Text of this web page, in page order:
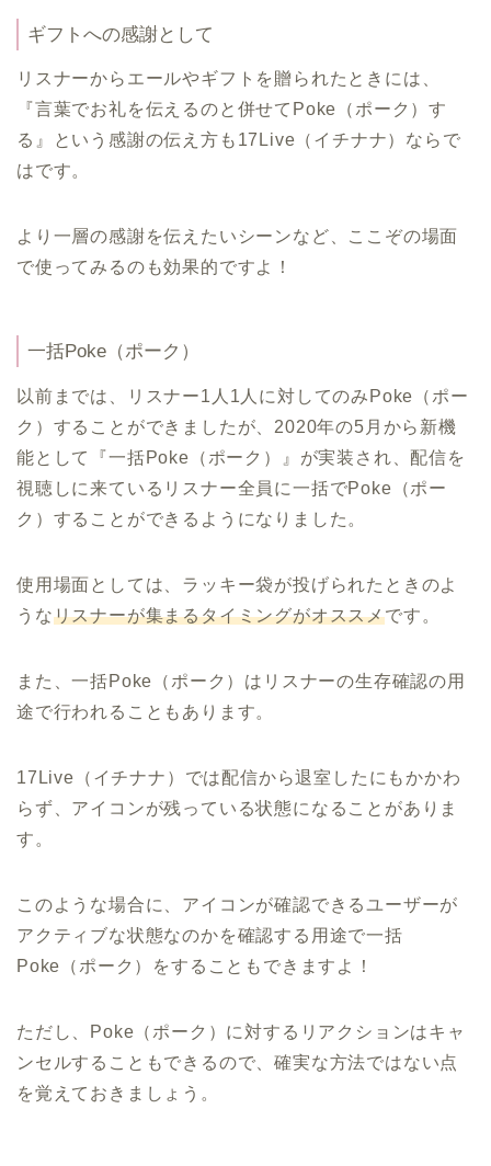
ギフトへの感謝として
リスナーからエールやギフトを贈られたときには、
『言葉でお礼を伝えるのと併せてPoke（ポーク）す
る』という感謝の伝え方も17Live（イチナナ）ならで
はです。
より一層の感謝を伝えたいシーンなど、ここぞの場面
で使ってみるのも効果的ですよ！
一括Poke（ポーク）
以前までは、リスナー1人1人に対してのみPoke（ポー
ク）することができましたが、2020年の5月から新機
能として『一括Poke（ポーク）』が実装され、配信を
視聴しに来ているリスナー全員に一括でPoke（ポー
ク）することができるようになりました。
使用場面としては、ラッキー袋が投げられたときのよ
うなリスナーが集まるタイミングがオススメです。
また、一括Poke（ポーク）はリスナーの生存確認の用
途で行われることもあります。
17Live（イチナナ）では配信から退室したにもかかわ
らず、アイコンが残っている状態になることがありま
す。
このような場合に、アイコンが確認できるユーザーが
アクティブな状態なのかを確認する用途で一括
Poke（ポーク）をすることもできますよ！
ただし、Poke（ポーク）に対するリアクションはキャ
ンセルすることもできるので、確実な方法ではない点
を覚えておきましょう。